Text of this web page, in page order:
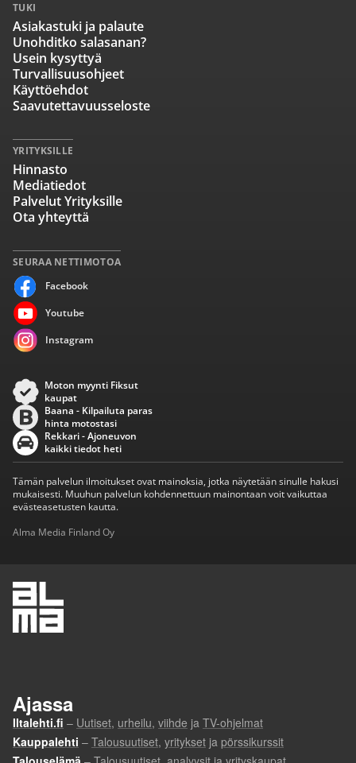
SEURAA NETTIMOTOA
Facebook
Youtube
Instagram
TUKI
Asiakastuki ja palaute
Unohditko salasanan?
Usein kysyttyä
Turvallisuusohjeet
Käyttöehdot
Saavutettavuusseloste
YRITYKSILLE
Hinnasto
Mediatiedot
Palvelut Yrityksille
Ota yhteyttä
Moton myynti Fiksut
kaupat
Baana - Kilpailuta paras
hinta motostasi
Rekkari - Ajoneuvon
kaikki tiedot heti
Tämän palvelun ilmoitukset ovat mainoksia, jotka näytetään sinulle hakusi
mukaisesti. Muuhun palvelun kohdennettuun mainontaan voit vaikuttaa
evästeasetusten kautta.
Alma Media Finland Oy